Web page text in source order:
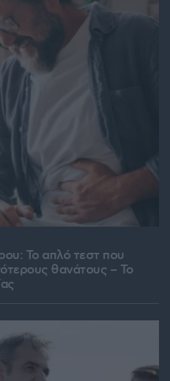
Το απλό τεστ που
θανάτους – Το